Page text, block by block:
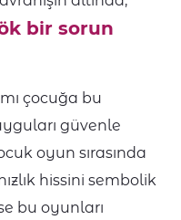
bir sorun
çocuğa bu
güvenle
oyun sırasında
hissini sembolik
bu oyunları